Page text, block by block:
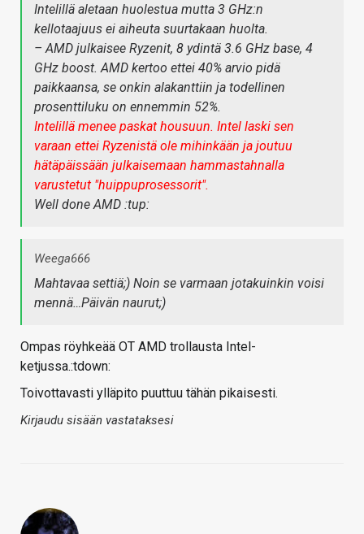
Intelillä aletaan huolestua mutta 3 GHz:n
kellotaajuus ei aiheuta suurtakaan huolta.
– AMD julkaisee Ryzenit, 8 ydintä 3.6 GHz base, 4
GHz boost. AMD kertoo ettei 40% arvio pidä
paikkaansa, se onkin alakanttiin ja todellinen
prosenttiluku on ennemmin 52%.
Intelillä menee paskat housuun. Intel laski sen
varaan ettei Ryzenistä ole mihinkään ja joutuu
hätäpäissään julkaisemaan hammastahnalla
varustetut "huippuprosessorit".
Well done AMD :tup:
Weega666
Mahtavaa settiä;) Noin se varmaan jotakuinkin voisi
mennä…Päivän naurut;)
Ompas röyhkeää OT AMD trollausta Intel-
ketjussa.:tdown:
Toivottavasti ylläpito puuttuu tähän pikaisesti.
Kirjaudu sisään vastataksesi